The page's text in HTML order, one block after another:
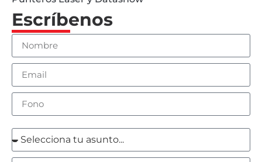
Escríbenos